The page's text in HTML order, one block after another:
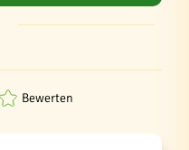
Bewerten